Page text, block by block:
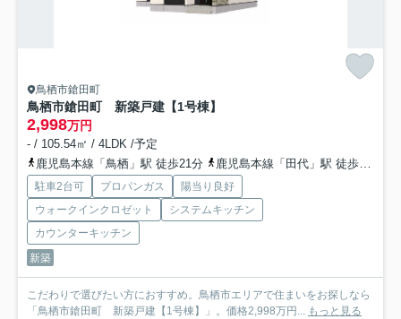
鳥栖市鎗田町
鳥栖市鎗田町 新築戸建【1号棟】
2,998万円
- / 105.54㎡ / 4LDK /予定
鹿児島本線「鳥栖」駅 徒歩21分
鹿児島本線「田代」駅 徒歩22分
駐車2台可 プロパンガス
陽当り良好
ウォークインクロゼット
システムキッチン
カウンターキッチン
新築
こだわりで選びたい方におすすめ。鳥栖市エリアで住まいをお探しなら
「鳥栖市鎗田町 新築戸建【1号棟】」。価格2,998万円... もっと見る